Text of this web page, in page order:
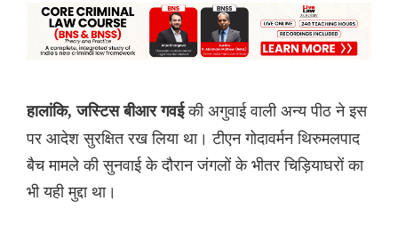
हालांकि, जस्टिस बीआर गवईकी अगुवाई वाली अन्य पीठ ने इस
पर आदेश सुरक्षित रख लिया था। टीएन गोदावर्मन थिरुमलपाद
बैच मामले की सुनवाई के दौरान जंगलों के भीतर चिड़ियाघरों का
भी यही मुद्दा था।